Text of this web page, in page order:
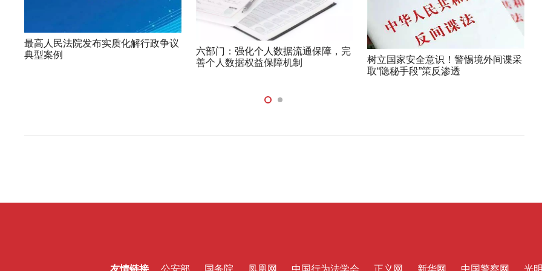
最高人民法院发布实质化解行政争议
典型案例
六部门：强化个人数据流通保障，完
善个人数据权益保障机制
树立国家安全意识！警惕境外间谍采
取“隐秘手段”策反渗透
友情链接 公安部 国务院 凤凰网 中国行为法学会 正义网 新华网 中国警察网 光